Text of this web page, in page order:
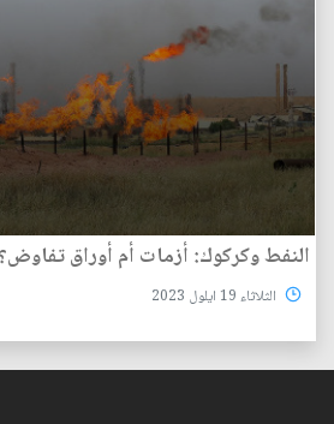
النفط وكركوك: أزمات أم أوراق تفاوض؟
الثلاثاء 19 ايلول 2023